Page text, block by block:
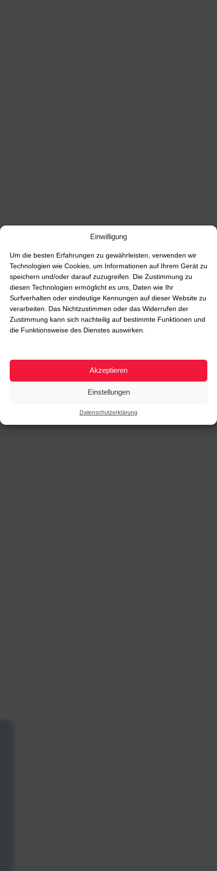
Einwilligung
Um die besten Erfahrungen zu gewährleisten, verwenden wir
Technologien wie Cookies, um Informationen auf Ihrem Gerät zu
speichern und/oder darauf zuzugreifen. Die Zustimmung zu
diesen Technologien ermöglicht es uns, Daten wie Ihr
Surfverhalten oder eindeutige Kennungen auf dieser Website zu
verarbeiten. Das Nichtzustimmen oder das Widerrufen der
Zustimmung kann sich nachteilig auf bestimmte Funktionen und
die Funktionsweise des Dienstes auswirken.
Akzeptieren
Einstellungen
Datenschutzerklärung
OSTROWSKI ROWER
MIEJSKI